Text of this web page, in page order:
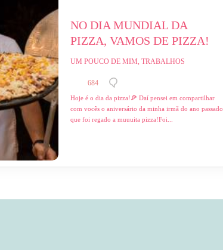
NO DIA MUNDIAL DA
PIZZA, VAMOS DE PIZZA!
UM POUCO DE MIM, TRABALHOS
684
Hoje é o dia da pizza!🍕⁣ ⁣Daí pensei em compartilhar
com vocês o aniversário da minha irmã do ano passado
que foi regado a muuuita pizza!⁣⁣⁣Foi...